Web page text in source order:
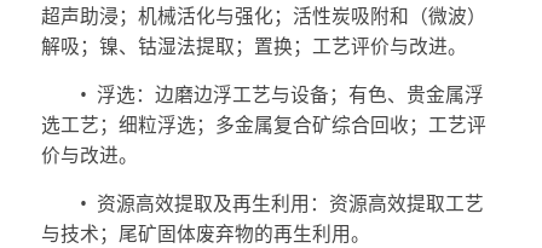
超声助浸；机械活化与强化；活性炭吸附和（微波）
解吸；镍、钴湿法提取；置换；工艺评价与改进。
• 浮选：边磨边浮工艺与设备；有色、贵金属浮
选工艺；细粒浮选；多金属复合矿综合回收；工艺评
价与改进。
• 资源高效提取及再生利用：资源高效提取工艺
与技术；尾矿固体废弃物的再生利用。